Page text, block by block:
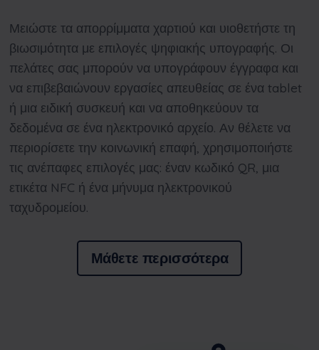
Μειώστε τα απορρίμματα χαρτιού και υιοθετήστε τη
βιωσιμότητα με επιλογές ψηφιακής υπογραφής. Οι
πελάτες σας μπορούν να υπογράφουν έγγραφα και
να επιβεβαιώνουν εργασίες απευθείας σε ένα tablet
ή μια ειδική συσκευή και να αποθηκεύουν τα
δεδομένα σε ένα ηλεκτρονικό αρχείο. Αν θέλετε να
περιορίσετε την κοινωνική επαφή, χρησιμοποιήστε
τις ανέπαφες επιλογές μας: έναν κωδικό QR, μια
ετικέτα NFC ή ένα μήνυμα ηλεκτρονικού
ταχυδρομείου.
Μάθετε περισσότερα